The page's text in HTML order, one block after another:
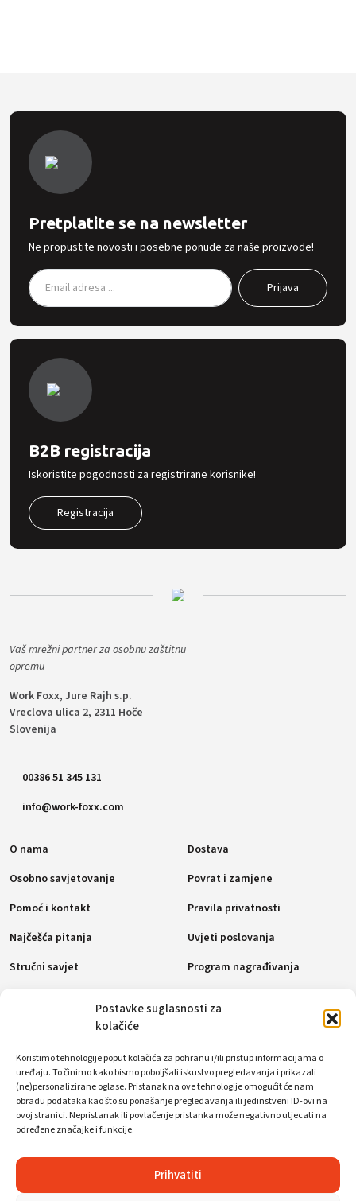
Postavke suglasnosti za
kolačiće
Koristimo tehnologije poput kolačića za pohranu i/ili pristup informacijama o
uređaju. To činimo kako bismo poboljšali iskustvo pregledavanja i prikazali
(ne)personalizirane oglase. Pristanak na ove tehnologije omogućit će nam
obradu podataka kao što su ponašanje pregledavanja ili jedinstveni ID-ovi na
ovoj stranici. Nepristanak ili povlačenje pristanka može negativno utjecati na
određene značajke i funkcije.
Prihvatiti
Pretplatite se na newsletter
Ne propustite novosti i posebne ponude za naše proizvode!
B2B registracija
Iskoristite pogodnosti za registrirane korisnike!
Registracija
Vaš mrežni partner za osobnu zaštitnu
opremu
Work Foxx, Jure Rajh s.p.
Vreclova ulica 2, 2311 Hoče
Slovenija
00386 51 345 131
info@work-foxx.com
O nama
Osobno savjetovanje
Pomoć i kontakt
Najčešća pitanja
Stručni savjet
Dostava
Povrat i zamjene
Pravila privatnosti
Uvjeti poslovanja
Program nagrađivanja
Društvene mreže